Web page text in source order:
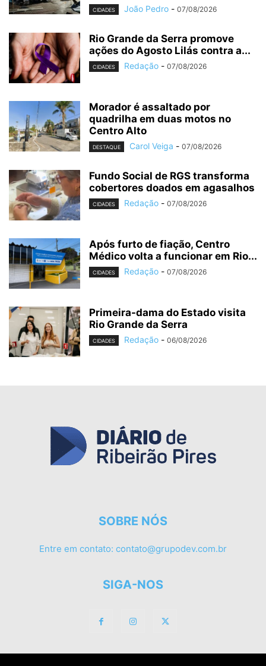
CIDADES João Pedro - 07/08/2026
Rio Grande da Serra promove
ações do Agosto Lilás contra a...
CIDADES Redação - 07/08/2026
Morador é assaltado por
quadrilha em duas motos no
Centro Alto
DESTAQUE Carol Veiga - 07/08/2026
Fundo Social de RGS transforma
cobertores doados em agasalhos
CIDADES Redação - 07/08/2026
Após furto de fiação, Centro
Médico volta a funcionar em Rio...
CIDADES Redação - 07/08/2026
Primeira-dama do Estado visita
Rio Grande da Serra
CIDADES Redação - 06/08/2026
SOBRE NÓS
Entre em contato: contato@grupodev.com.br
SIGA-NOS